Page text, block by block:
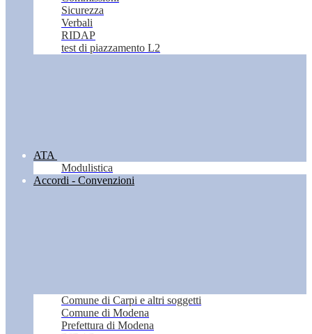
Sicurezza
Verbali
RIDAP
test di piazzamento L2
ATA
Modulistica
Accordi - Convenzioni
Comune di Carpi e altri soggetti
Comune di Modena
Prefettura di Modena